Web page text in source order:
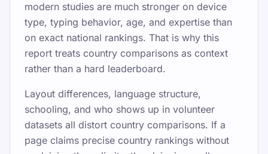
modern studies are much stronger on device
type, typing behavior, age, and expertise than
on exact national rankings. That is why this
report treats country comparisons as context
rather than a hard leaderboard.
Layout differences, language structure,
schooling, and who shows up in volunteer
datasets all distort country comparisons. If a
page claims precise country rankings without